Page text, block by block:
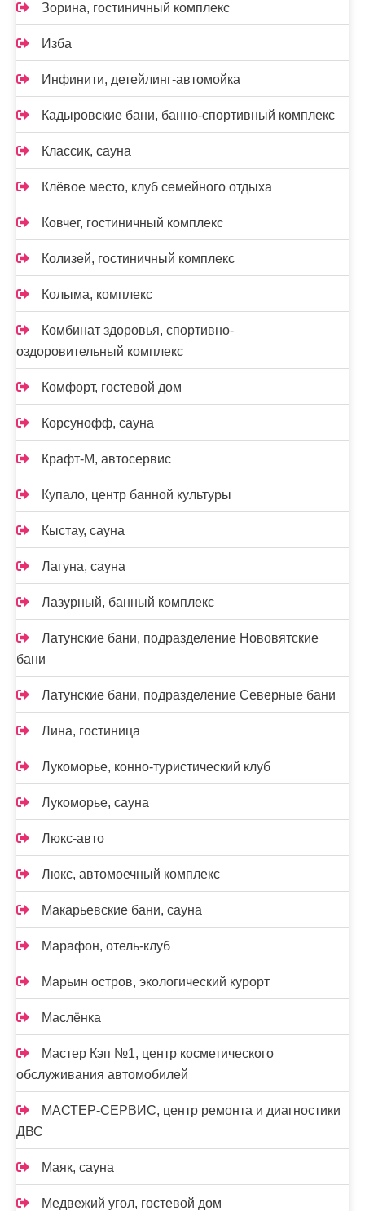
Зорина, гостиничный комплекс
Изба
Инфинити, детейлинг-автомойка
Кадыровские бани, банно-спортивный комплекс
Классик, сауна
Клёвое место, клуб семейного отдыха
Ковчег, гостиничный комплекс
Колизей, гостиничный комплекс
Колыма, комплекс
Комбинат здоровья, спортивно-
оздоровительный комплекс
Комфорт, гостевой дом
Корсунофф, сауна
Крафт-М, автосервис
Купало, центр банной культуры
Кыстау, сауна
Лагуна, сауна
Лазурный, банный комплекс
Латунские бани, подразделение Нововятские
бани
Латунские бани, подразделение Северные бани
Лина, гостиница
Лукоморье, конно-туристический клуб
Лукоморье, сауна
Люкс-авто
Люкс, автомоечный комплекс
Макарьевские бани, сауна
Марафон, отель-клуб
Марьин остров, экологический курорт
Маслёнка
Мастер Кэп №1, центр косметического
обслуживания автомобилей
МАСТЕР-СЕРВИС, центр ремонта и диагностики
ДВС
Маяк, сауна
Медвежий угол, гостевой дом